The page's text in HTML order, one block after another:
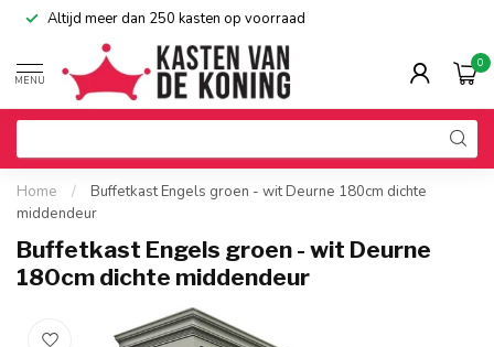
Altijd meer dan 250 kasten op voorraad
MENU
0
Home /
Buffetkast Engels groen - wit Deurne 180cm dichte
middendeur
Buffetkast Engels groen - wit Deurne
180cm dichte middendeur